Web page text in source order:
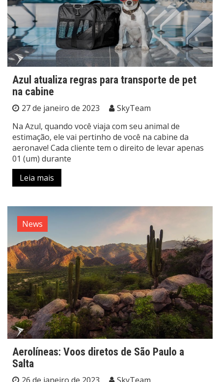
Azul atualiza regras para transporte de pet
na cabine
27 de janeiro de 2023
SkyTeam
Na Azul, quando você viaja com seu animal de
estimação, ele vai pertinho de você na cabine da
aeronave! Cada cliente tem o direito de levar apenas
01 (um) durante
Leia mais
News
Aerolíneas: Voos diretos de São Paulo a
Salta